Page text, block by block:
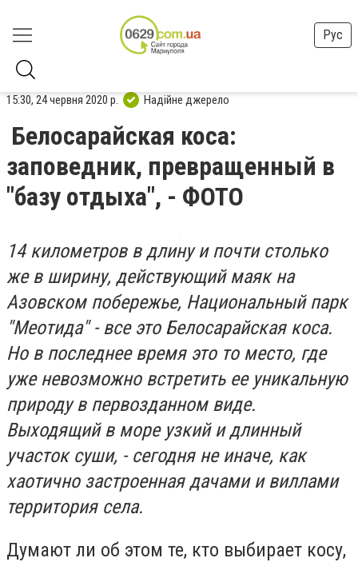
Рус
15:30, 24 червня 2020 р. Надійне джерело
Белосарайская коса:
заповедник, превращенный в
"базу отдыха", - ФОТО
14 километров в длину и почти столько
же в ширину, действующий маяк на
Азовском побережье, Национальный парк
"Меотида" - все это Белосарайская коса.
Но в последнее время это то место, где
уже невозможно встретить ее уникальную
природу в первозданном виде.
Выходящий в море узкий и длинный
участок суши, - сегодня не иначе, как
хаотично застроенная дачами и виллами
территория села.
Думают ли об этом те, кто выбирает косу,